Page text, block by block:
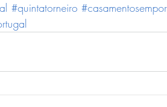
#quintatorneiro